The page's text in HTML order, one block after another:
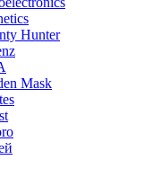
Hunter
Mask